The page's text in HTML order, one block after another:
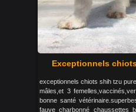
Exceptionnels
exceptionnels chiots shih tzu
mâles,et 3
bonne santé
fauve charbonné chaussettes